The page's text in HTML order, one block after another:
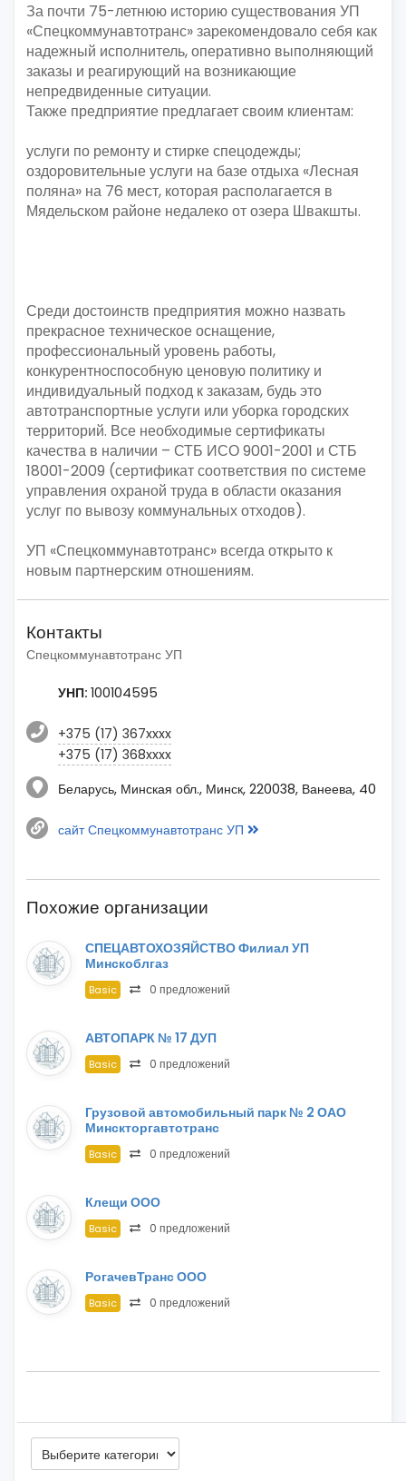
За почти 75-летнюю историю существования УП
«Спецкоммунавтотранс» зарекомендовало себя как
надежный исполнитель, оперативно выполняющий
заказы и реагирующий на возникающие
непредвиденные ситуации.
Также предприятие предлагает своим клиентам:
услуги по ремонту и стирке спецодежды;
оздоровительные услуги на базе отдыха «Лесная
поляна» на 76 мест, которая располагается в
Мядельском районе недалеко от озера Швакшты.
Среди достоинств предприятия можно назвать
прекрасное техническое оснащение,
профессиональный уровень работы,
конкурентноспособную ценовую политику и
индивидуальный подход к заказам, будь это
автотранспортные услуги или уборка городских
территорий. Все необходимые сертификаты
качества в наличии – СТБ ИСО 9001-2001 и СТБ
18001-2009 (сертификат соответствия по системе
управления охраной труда в области оказания
услуг по вывозу коммунальных отходов).
УП «Спецкоммунавтотранс» всегда открыто к
новым партнерским отношениям.
Контакты
Спецкоммунавтотранс УП
УНП: 100104595
+375 (17) 367xxxx
+375 (17) 368xxxx
Беларусь, Минская обл., Минск, 220038, Ванеева, 40
сайт Спецкоммунавтотранс УП
Похожие организации
СПЕЦАВТОХОЗЯЙСТВО Филиал УП
Минскоблгаз
Basic 0 предложений
АВТОПАРК № 17 ДУП
Basic 0 предложений
Грузовой автомобильный парк № 2 ОАО
Минскторгавтотранс
Basic 0 предложений
Клещи ООО
Basic 0 предложений
РогачевТранс ООО
Basic 0 предложений